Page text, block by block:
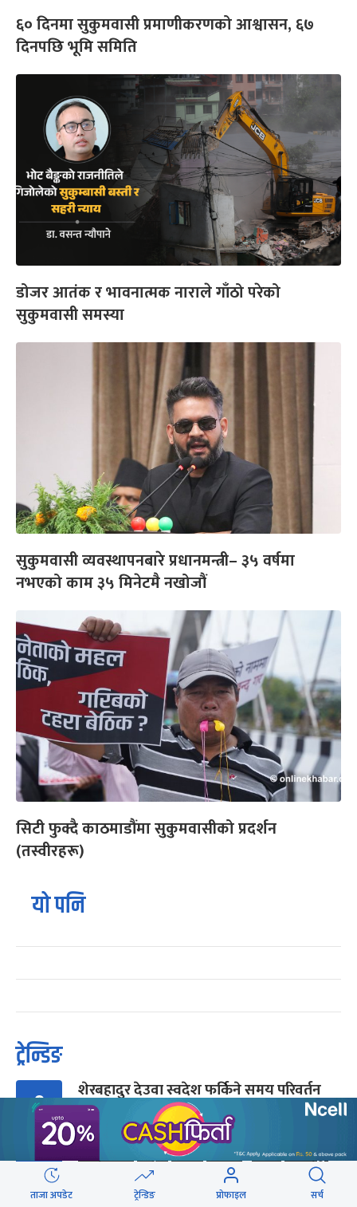
६० दिनमा सुकुमवासी प्रमाणीकरणको आश्वासन, ६७
दिनपछि भूमि समिति
डोजर आतंक र भावनात्मक नाराले गाँठो परेको
सुकुमवासी समस्या
सुकुमवासी व्यवस्थापनबारे प्रधानमन्त्री– ३५ वर्षमा
नभएको काम ३५ मिनेटमै नखोजौं
सिटी फुक्दै काठमाडौंमा सुकुमवासीको प्रदर्शन
(तस्वीरहरू)
यो पनि
ट्रेन्डिङ
१ शेरबहादुर देउवा स्वदेश फर्किने समय परिवर्तन
२
बालेनलाई मनीष झाको जवाफ : महान जनादेश
पाएको सरकार एक्लो छैन
ताजा अपडेट ट्रेन्डिङ प्रोफाइल सर्च